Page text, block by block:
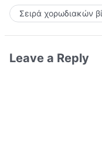
Σειρά χορωδιακών
Leave a Reply